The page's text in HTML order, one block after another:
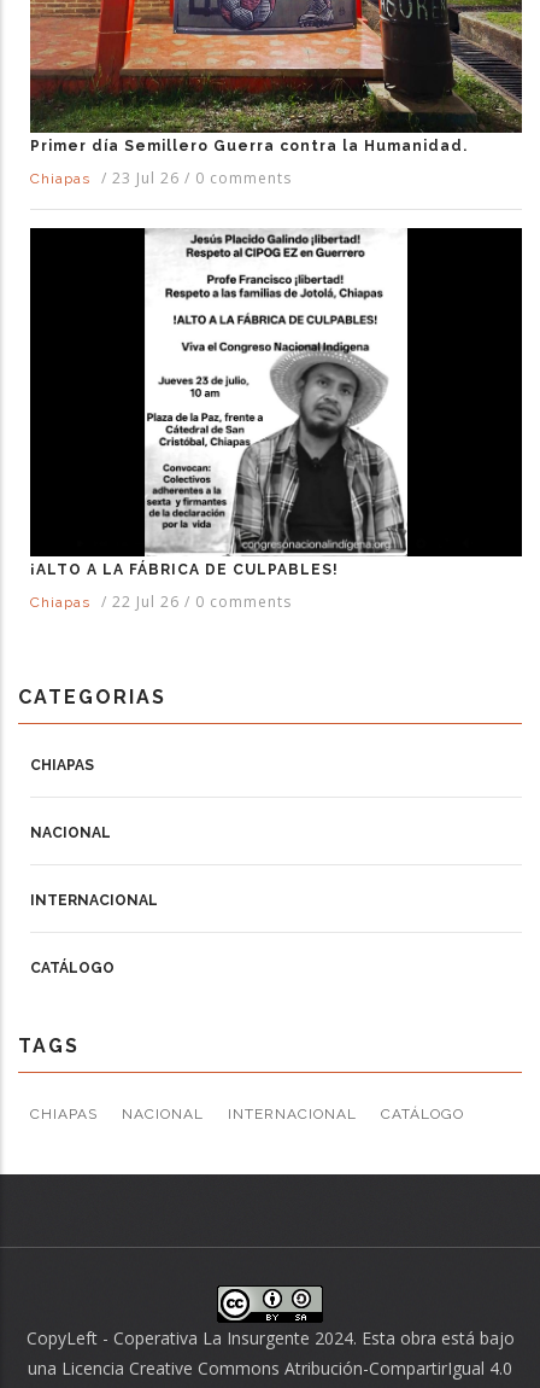
Primer día Semillero Guerra contra la Humanidad.
Chiapas
/ 23 Jul 26 / 0 comments
¡ALTO A LA FÁBRICA DE CULPABLES!
Chiapas
/ 22 Jul 26 / 0 comments
CATEGORIAS
CHIAPAS
NACIONAL
INTERNACIONAL
CATÁLOGO
TAGS
CHIAPAS NACIONAL INTERNACIONAL CATÁLOGO
CopyLeft - Coperativa La Insurgente 2024. Esta obra está bajo
una Licencia Creative Commons Atribución-CompartirIgual 4.0